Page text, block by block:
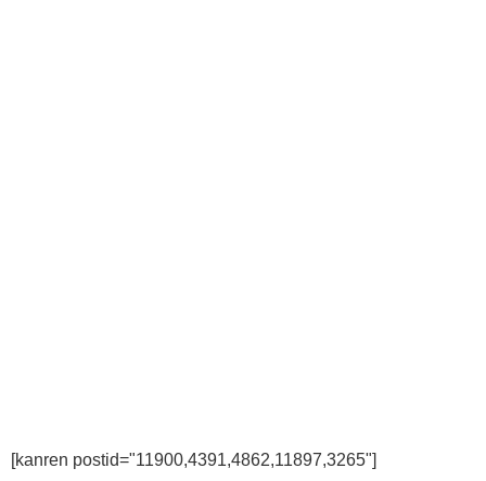
[kanren postid="11900,4391,4862,11897,3265"]